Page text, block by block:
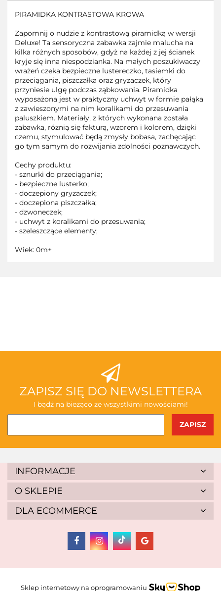
PIRAMIDKA KONTRASTOWA KROWA
Zapomnij o nudzie z kontrastową piramidką w wersji
Deluxe! Ta sensoryczna zabawka zajmie malucha na
kilka różnych sposobów, gdyż na każdej z jej ścianek
kryje się inna niespodzianka. Na małych poszukiwaczy
wrażeń czeka bezpieczne lustereczko, tasiemki do
przeciągania, piszczałka oraz gryzaczek, który
przyniesie ulgę podczas ząbkowania. Piramidka
wyposażona jest w praktyczny uchwyt w formie pałąka
z zawieszonymi na nim koralikami do przesuwania
paluszkiem. Materiały, z których wykonana została
zabawka, różnią się fakturą, wzorem i kolorem, dzięki
czemu, stymulować będą zmysły bobasa, zachęcając
go tym samym do rozwijania zdolności poznawczych.
Cechy produktu:
- sznurki do przeciągania;
- bezpieczne lusterko;
- doczepiony gryzaczek;
- doczepiona piszczałka;
- dzwoneczek;
- uchwyt z koralikami do przesuwania;
- szeleszczące elementy;
Wiek: 0m+
ABAKUS
AKSJOMAT
ALBIS
ZAPISZ SIĘ DO NEWSLETTERA
I bądź na bieżąco ze wszystkimi nowościami!
INFORMACJE
O SKLEPIE
DLA ECOMMERCE
Sklep internetowy na oprogramowaniu